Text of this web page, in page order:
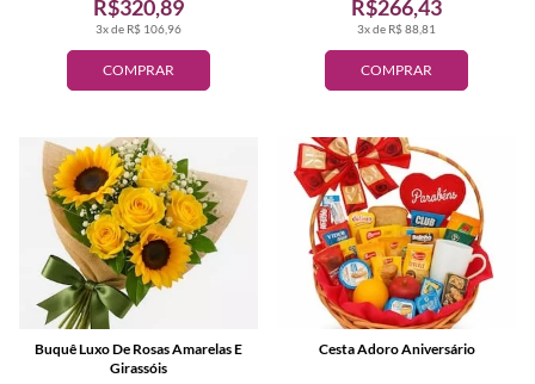
COMPRAR
3x de R$ 106,96
R$320,89
COMPRAR
3x de R$ 88,81
R$266,43
Buquê Luxo De Rosas Amarelas E
Girassóis
Cesta Adoro Aniversário